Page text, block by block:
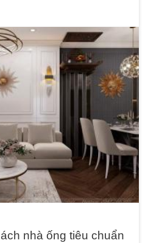
nhà ống tiêu chuẩn